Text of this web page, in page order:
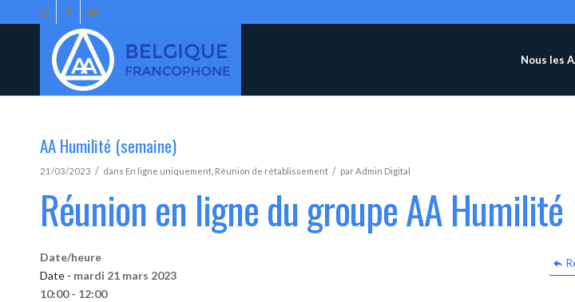
Nous les
AA Humilité (semaine)
21/03/2023 / dans En ligne uniquement Réunion de rétablissement / parAdmin Digital
Réunion en ligne du groupe AA Humilité
Date/heure
Date - mardi 21 mars 2023
10:00 - 12:00